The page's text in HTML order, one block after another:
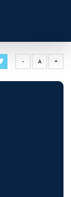
- A +